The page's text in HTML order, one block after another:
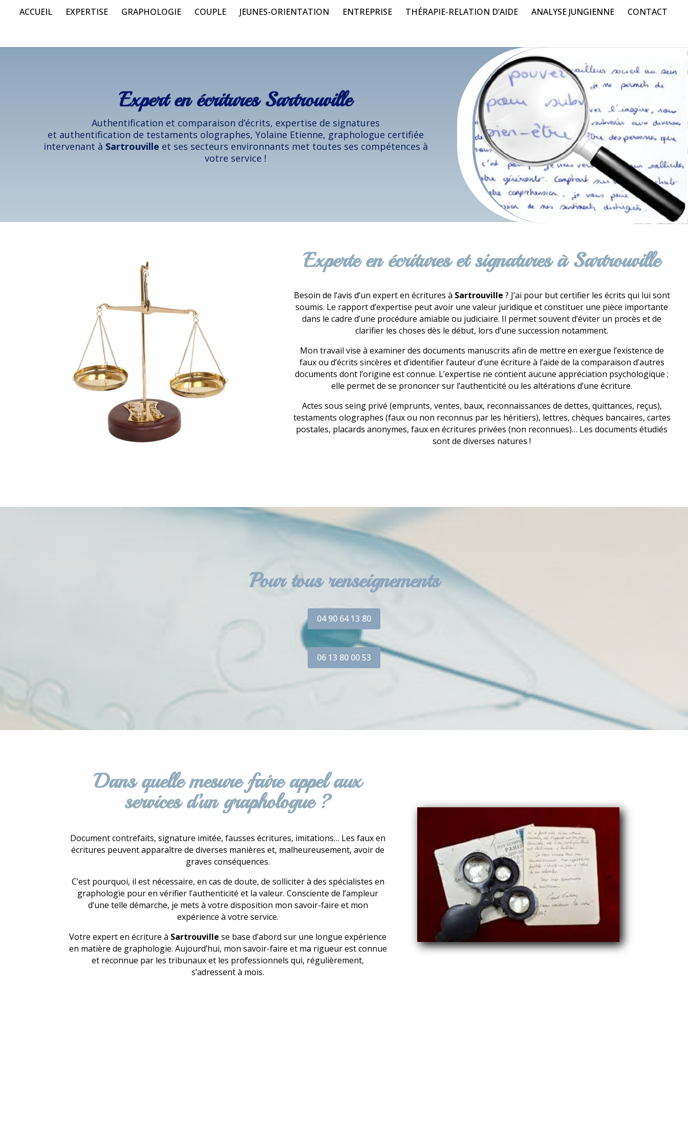
ACCUEIL EXPERTISE GRAPHOLOGIE COUPLE JEUNES-ORIENTATION ENTREPRISE THÉRAPIE-RELATION D’AIDE ANALYSE JUNGIENNE CONTACT
Expert en écritures Sartrouville
Authentification et comparaison d’écrits, expertise de signatures
et authentification de testaments olographes, Yolaine Etienne, graphologue certifiée
intervenant à Sartrouville et ses secteurs environnants met toutes ses compétences à
votre service !
Experte en écritures et signatures à Sartrouville
Besoin de l’avis d’un expert en écritures à Sartrouville ? J’ai pour but certifier les écrits qui lui sont
soumis. Le rapport d’expertise peut avoir une valeur juridique et constituer une pièce importante
dans le cadre d’une procédure amiable ou judiciaire. Il permet souvent d’éviter un procès et de
clarifier les choses dès le début, lors d’une succession notamment.
Mon travail vise à examiner des documents manuscrits afin de mettre en exergue l’existence de
faux ou d’écrits sincères et d’identifier l’auteur d’une écriture à l’aide de la comparaison d’autres
documents dont l’origine est connue. L’expertise ne contient aucune appréciation psychologique ;
elle permet de se prononcer sur l’authenticité ou les altérations d’une écriture.
Actes sous seing privé (emprunts, ventes, baux, reconnaissances de dettes, quittances, reçus),
testaments olographes (faux ou non reconnus par les héritiers), lettres, chèques bancaires, cartes
postales, placards anonymes, faux en écritures privées (non reconnues)… Les documents étudiés
sont de diverses natures !
Pour tous renseignements
04 90 64 13 80
06 13 80 00 53
Dans quelle mesure faire appel aux
services d’un graphologue ?
Document contrefaits, signature imitée, fausses écritures, imitations… Les faux en
écritures peuvent apparaître de diverses manières et, malheureusement, avoir de
graves conséquences.
C’est pourquoi, il est nécessaire, en cas de doute, de solliciter à des spécialistes en
graphologie pour en vérifier l’authenticité et la valeur. Consciente de l’ampleur
d’une telle démarche, je mets à votre disposition mon savoir-faire et mon
expérience à votre service.
Votre expert en écriture à Sartrouville se base d’abord sur une longue expérience
en matière de graphologie. Aujourd’hui, mon savoir-faire et ma rigueur est connue
et reconnue par les tribunaux et les professionnels qui, régulièrement,
s’adressent à mois.